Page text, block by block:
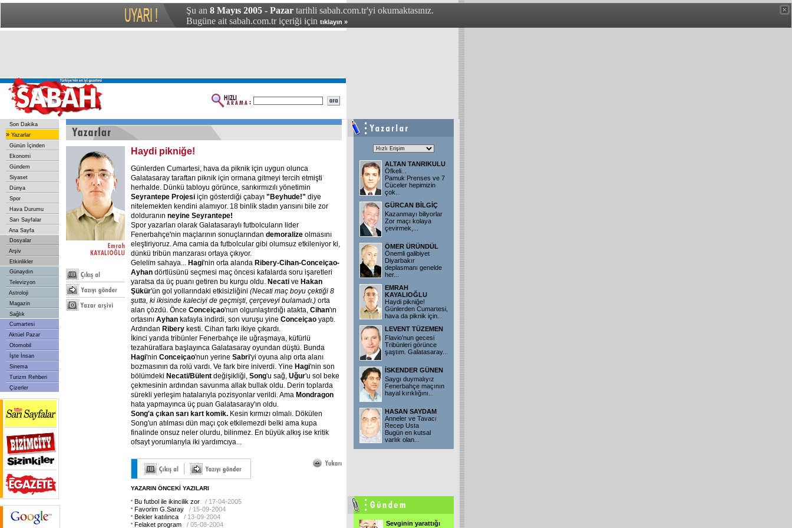
Şu an 8 Mayıs 2005 - Pazar tarihli sabah.com.tr'yi okumaktasınız.
Bugüne ait sabah.com.tr içeriği için tıklayın »
Son Dakika
» Yazarlar
Günün İçinden
Ekonomi
Gündem
Siyaset
Dünya
Spor
Hava Durumu
Sarı Sayfalar
Ana Sayfa
Dosyalar
Arşiv
Etkinlikler
Günaydın
Televizyon
Astroloji
Magazin
Sağlık
Cumartesi
Aktüel Pazar
Otomobil
İşte İnsan
Sinema
Turizm Rehberi
Çizerler
Haydi pikniğe!
Günlerden Cumartesi, hava da piknik için uygun olunca
Galatasaray taraftarı piknik için ormana gitmeyi tercih etmişti
herhalde. Dünkü tabloyu görünce, sarıkırmızılı yönetimin
Seyrantepe Projesi için gösterdiği çabayı "Beyhude!" diye
nitelemekten kendini alamıyor. 18 binlik stadın yarısını bile zor
dolduranın neyine Seyrantepe!
Spor yazarları olarak Galatasaraylı futbolcuların lider
Fenerbahçe'nin maçlarının sonuçlarından demoralize olmasını
eleştiriyoruz. Ama camia da futbolcular gibi olumsuz etkileniyor ki,
dünkü tribün manzarası ortaya çıkıyor.
Gelelim sahaya... Hagi'nin orta alanda Ribery-Cihan-Conceiçao-
Ayhan dörtlüsünü seçmesi maç öncesi kafalarda soru işaretleri
yaratsa da üç puanı getiren bu kurgu oldu. Necati ve Hakan
Şükür'ün gol yollarındaki etkisizliğini (Necati maç boyu çektiği 8
şutta, ki ikisinde kaleciyi de geçmişti, çerçeveyi bulamadı.) orta
alan çözdü. Önce Conceiçao'nun olgunlaştırdığı atakta, Cihan'ın
ortasını Ayhan kafayla indirdi, son vuruşu yine Conceiçao yaptı.
Ardından Ribery kesti. Cihan farkı ikiye çıkardı.
İkinci yarıda tribünler Fenerbahçe ile uğraşmaya, küfürlü
tezahüratlara başlayınca Galatasaray oyundan düştü. Bunda
Hagi'nin Conceiçao'nun yerine Sabri'yi oyuna alıp orta alanı
bozmasının da rolü vardı. Ve fark bire iniverdi. Yine Hagi'nin son
bölümdeki Necati/Bülent değişikliği, Song'u sağ, Uğur'u sol beke
çekmesinin ardından savunma allak bullak oldu. Derin toplarda
sürekli yerleşim hatalarıyla pozisyonlar verildi. Ama Mondragon
hata yapmayınca üç puan Galatasaray'ın oldu.
Song'a çıkan sarı kart komik. Kesin kırmızı olmalı. Dökülen
Song'un atılması dün maçı çok etkilemezdi belki ama kupa
finalinde onsuz neler olurdu, bilinmez. En büyük alkış ise kritik
ofsayt yorumlarıyla iki yardımcıya...
YAZARIN ÖNCEKİ YAZILARI
Bu futbol ile ikincilik zor
/ 17-04-2005
Favorim G.Saray
/ 15-09-2004
Bekler katılınca
/ 13-09-2004
Felaket program
/ 05-08-2004
ALTAN TANRIKULU
Öfkeli...
Pamuk Prenses ve 7
Cüceler hepimizin
çok...
GÜRCAN BİLGİÇ
Kazanmayı biliyorlar
Zor maçı kolaya
çevirmek,...
ÖMER ÜRÜNDÜL
Önemli galibiyet
Diyarbakır
deplasmanı genelde
her...
EMRAH
KAYALIOĞLU
Haydi pikniğe!
Günlerden Cumartesi,
hava da piknik için...
LEVENT TÜZEMEN
Flavio'nun gecesi
Tribünleri görünce
şaştım. Galatasaray...
İSKENDER GÜNEN
Saygı duymalıyız
Fenerbahçe maçının
hayal kırıklığını...
HASAN SAYDAM
Anneler ve Tavacı
Recep Usta
Bugün en kutsal
varlık olan...
Sevginin yarattığı